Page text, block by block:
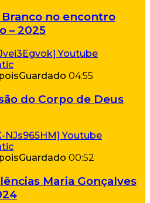
Branco no encontro
– 2025
Guardado 04:55
do Corpo de Deus
Guardado 00:52
Maria Gonçalves